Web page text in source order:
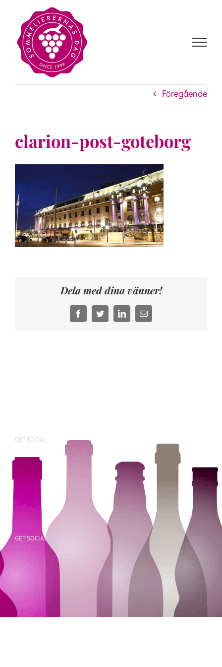
innehållet
Föregående
clarion-post-goteborg
Dela med dina vänner!
FacebookTwitterLinkedIn
E-
post
GET SOCIAL
GET SOCIAL